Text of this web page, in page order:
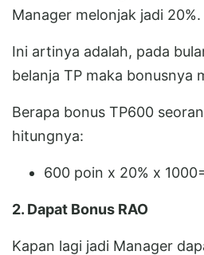
Manager melonjak jadi 20%.
Ini artinya adalah, pada
belanja TP maka bonusnya
Berapa bonus TP600
hitungnya:
600 poin x 20% x
2. Dapat Bonus RAO
Kapan lagi jadi Manager